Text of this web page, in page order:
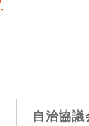
自治協議